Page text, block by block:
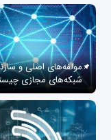
مولفه‌های اصلی و
شبکه‌های مجازی